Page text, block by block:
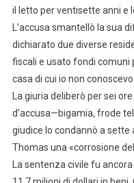
il letto per ventisette anni e
L’accusa smantellò la sua
dichiarato due diverse
fiscali e usato fondi comuni
casa di cui io non
La giuria deliberò per sei
d’accusa—bigamia, frode
giudice lo condannò a sette
Thomas una «corrosione
La sentenza civile fu